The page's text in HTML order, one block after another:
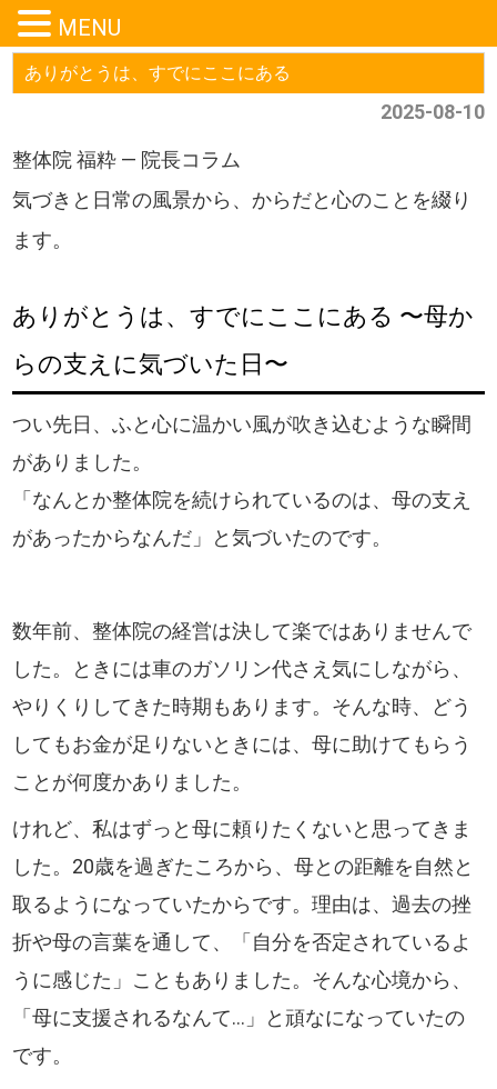
ありがとうは、すでにここにある
2025-08-10
整体院 福粋 — 院長コラム
気づきと日常の風景から、からだと心のことを綴り
ます。
ありがとうは、すでにここにある 〜母か
らの支えに気づいた日〜
つい先日、ふと心に温かい風が吹き込むような瞬間
がありました。
「なんとか整体院を続けられているのは、母の支え
があったからなんだ」と気づいたのです。
数年前、整体院の経営は決して楽ではありませんで
した。ときには車のガソリン代さえ気にしながら、
やりくりしてきた時期もあります。そんな時、どう
してもお金が足りないときには、母に助けてもらう
ことが何度かありました。
けれど、私はずっと母に頼りたくないと思ってきま
した。20歳を過ぎたころから、母との距離を自然と
取るようになっていたからです。理由は、過去の挫
折や母の言葉を通して、「自分を否定されているよ
うに感じた」こともありました。そんな心境から、
「母に支援されるなんて…」と頑なになっていたの
です。
MENU